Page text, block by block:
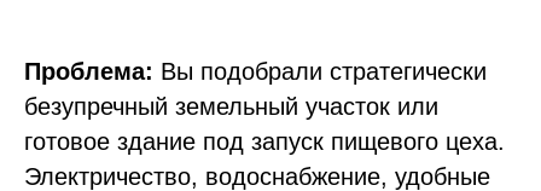
Проблема: Вы подобрали стратегически
безупречный земельный участок или
готовое здание под запуск пищевого цеха.
Электричество, водоснабжение, удобные